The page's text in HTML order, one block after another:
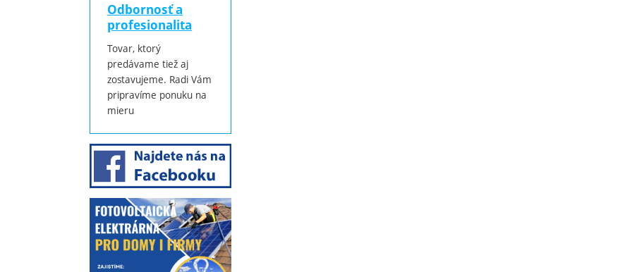
Odbornosť a
profesionalita
Tovar, ktorý
predávame tiež aj
zostavujeme. Radi Vám
pripravíme ponuku na
mieru